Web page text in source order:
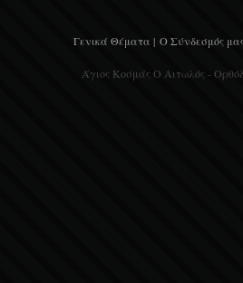
Γενικά Θέματα | Ο Σύνδεσμός
Άγιος Κοσμάς Ο Αιτωλός -